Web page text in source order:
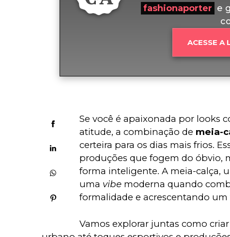
fashionaporter e
ACESSE A
Se você é apaixonada por looks
atitude, a combinação de meia-
certeira para os dias mais frios.
produções que fogem do óbvio,
forma inteligente. A meia-calça,
uma vibe moderna quando
formalidade e acrescentando
Vamos explorar juntas como